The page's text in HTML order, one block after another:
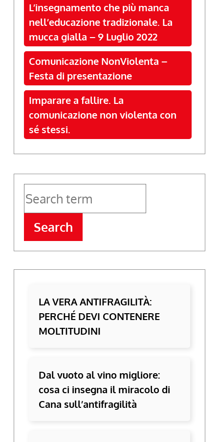
L’insegnamento che più manca
nell’educazione tradizionale. La
mucca gialla – 9 Luglio 2022
Comunicazione NonViolenta –
Festa di presentazione
Imparare a fallire. La
comunicazione non violenta con
sé stessi.
Search
LA VERA ANTIFRAGILITÀ:
PERCHÉ DEVI CONTENERE
MOLTITUDINI
Dal vuoto al vino migliore:
cosa ci insegna il miracolo di
Cana sull’antifragilità